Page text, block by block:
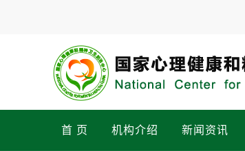
首 页 机构介绍 新闻资讯